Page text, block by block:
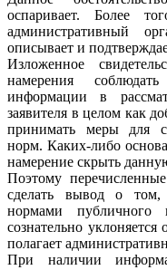
оспаривает. Более
административный
описывает и
Изложенное
намерения
информации в
заявителя в целом как
принимать меры для
норм. Каких-либо
намерение скрыть
Поэтому
сделать вывод о том,
нормами
сознательно
полагает
При наличии